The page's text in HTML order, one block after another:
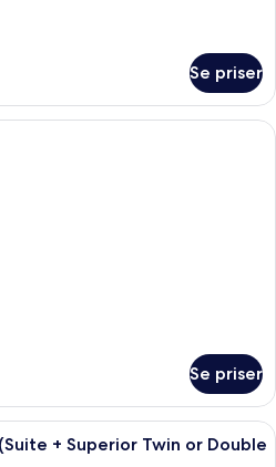
Se priser
Ett modernt hotellrum med en stor
Se priser
Ett modernt vardagsrum med en
+ Superior Twin or Double